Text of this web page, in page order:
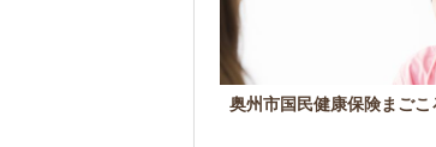
奥州市国民健康保険まごこ